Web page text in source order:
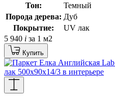
Тон:
Темный
Порода дерева: Дуб
Покрытие:
UV лак
5 940 i за 1 м2
Купить